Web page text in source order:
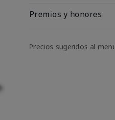
Premios y honores
Precios sugeridos al